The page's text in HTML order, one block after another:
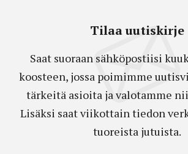
Tilaa uutiskirje
Saat suoraan sähköpostiisi
koosteen, jossa poimimme
tärkeitä asioita ja valotamme
Lisäksi saat viikottain tiedon
tuoreista jutuista.